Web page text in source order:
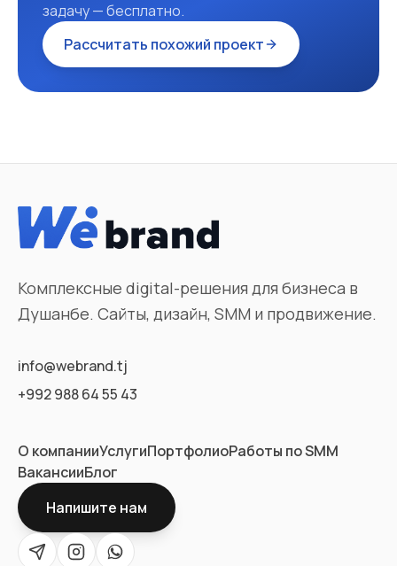
задачу — бесплатно.
Рассчитать похожий проект
Комплексные digital-решения для бизнеса в
Душанбе. Сайты, дизайн, SMM и продвижение.
info@webrand.tj
+992 988 64 55 43
О компанииУслугиПортфолиоРаботы по SMM
ВакансииБлог
Напишите нам